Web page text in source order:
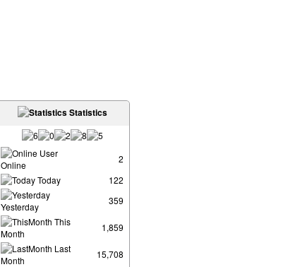
Statistics
User
Online
2
Today
122
Yesterday
359
This
Month
1,859
Last
Month
15,708